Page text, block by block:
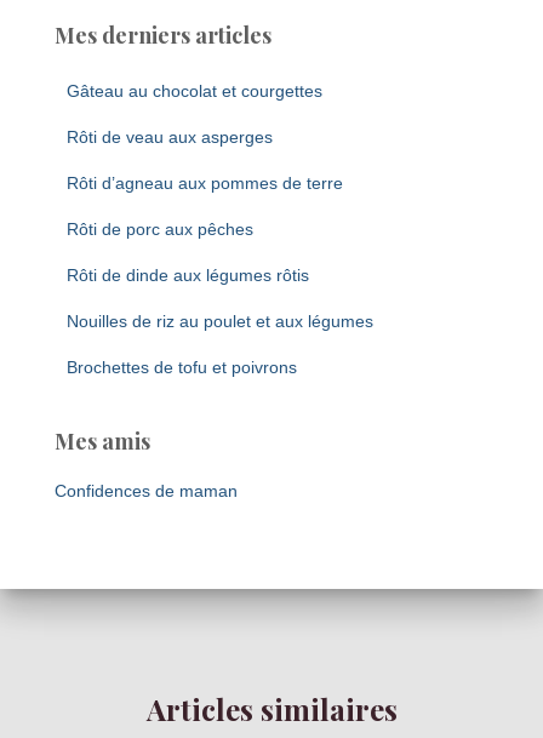
Mes derniers articles
Gâteau au chocolat et courgettes
Rôti de veau aux asperges
Rôti d’agneau aux pommes de terre
Rôti de porc aux pêches
Rôti de dinde aux légumes rôtis
Nouilles de riz au poulet et aux légumes
Brochettes de tofu et poivrons
Mes amis
Confidences de maman
Articles similaires